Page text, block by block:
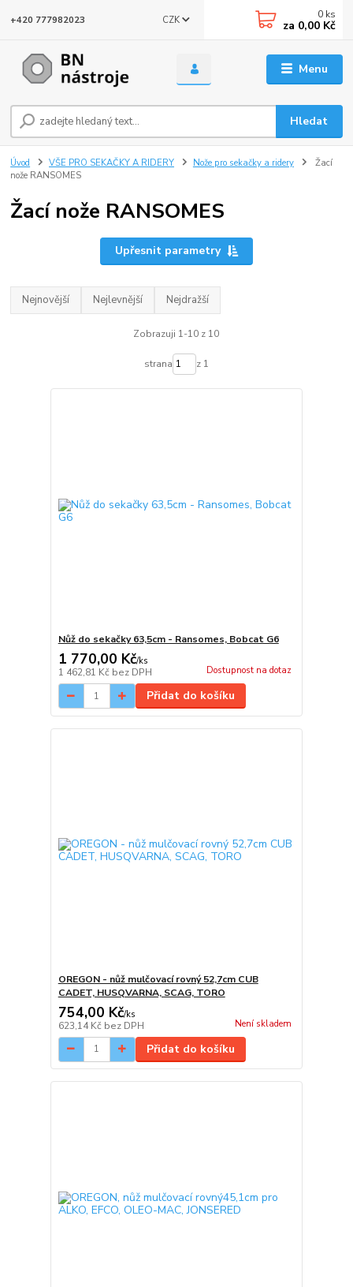
Menu
CZK
Hledat
+420 777982023 0 ks
za 0,00 Kč
Úvod VŠE PRO SEKAČKY A RIDERY Nože pro sekačky a ridery
Žací
nože RANSOMES
Žací nože RANSOMES
Upřesnit parametry
Nejnovější Nejlevnější Nejdražší
Zobrazuji 1-10 z 10
strana z 1
Nůž do sekačky 63,5cm - Ransomes, Bobcat G6
1 770,00 Kč/ks
1 462,81 Kč bez DPH Dostupnost na dotaz
Přidat do košíku
OREGON - nůž mulčovací rovný 52,7cm CUB
CADET, HUSQVARNA, SCAG, TORO
754,00 Kč/ks
623,14 Kč bez DPH Není skladem
Přidat do košíku